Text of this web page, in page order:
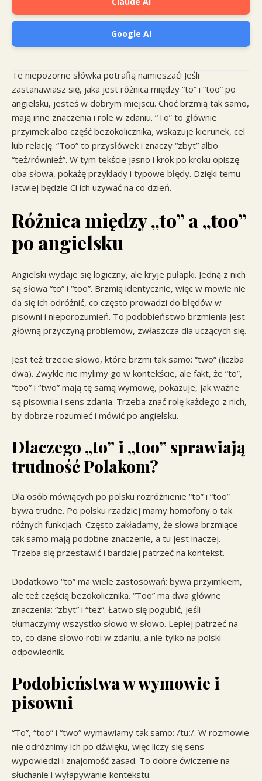
Google AI
Te niepozorne słówka potrafią namieszać! Jeśli
zastanawiasz się, jaka jest różnica między “to” i “too” po
angielsku, jesteś w dobrym miejscu. Choć brzmią tak samo,
mają inne znaczenia i role w zdaniu. “To” to głównie
przyimek albo część bezokolicznika, wskazuje kierunek, cel
lub relację. “Too” to przysłówek i znaczy “zbyt” albo
“też/również”. W tym tekście jasno i krok po kroku opiszę
oba słowa, pokażę przykłady i typowe błędy. Dzięki temu
łatwiej będzie Ci ich używać na co dzień.
Różnica między „to” a „too”
po angielsku
Angielski wydaje się logiczny, ale kryje pułapki. Jedną z nich
są słowa “to” i “too”. Brzmią identycznie, więc w mowie nie
da się ich odróżnić, co często prowadzi do błędów w
pisowni i nieporozumień. To podobieństwo brzmienia jest
główną przyczyną problemów, zwłaszcza dla uczących się.
Jest też trzecie słowo, które brzmi tak samo: “two” (liczba
dwa). Zwykle nie mylimy go w kontekście, ale fakt, że “to”,
“too” i “two” mają tę samą wymowę, pokazuje, jak ważne
są pisownia i sens zdania. Trzeba znać rolę każdego z nich,
by dobrze rozumieć i mówić po angielsku.
Dlaczego „to” i „too” sprawiają
trudność Polakom?
Dla osób mówiących po polsku rozróżnienie “to” i “too”
bywa trudne. Po polsku rzadziej mamy homofony o tak
różnych funkcjach. Często zakładamy, że słowa brzmiące
tak samo mają podobne znaczenie, a tu jest inaczej.
Trzeba się przestawić i bardziej patrzeć na kontekst.
Dodatkowo “to” ma wiele zastosowań: bywa przyimkiem,
ale też częścią bezokolicznika. “Too” ma dwa główne
znaczenia: “zbyt” i “też”. Łatwo się pogubić, jeśli
tłumaczymy wszystko słowo w słowo. Lepiej patrzeć na
to, co dane słowo robi w zdaniu, a nie tylko na polski
odpowiednik.
Podobieństwa w wymowie i
pisowni
“To”, “too” i “two” wymawiamy tak samo: /tuː/. W rozmowie
nie odróżnimy ich po dźwięku, więc liczy się sens
wypowiedzi i znajomość zasad. To dobre ćwiczenie na
słuchanie i wyłapywanie kontekstu.